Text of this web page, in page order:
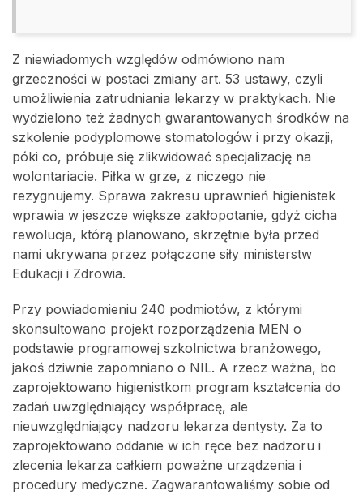
Z niewiadomych względów odmówiono nam
grzeczności w postaci zmiany art. 53 ustawy, czyli
umożliwienia zatrudniania lekarzy w praktykach. Nie
wydzielono też żadnych gwarantowanych środków na
szkolenie podyplomowe stomatologów i przy okazji,
póki co, próbuje się zlikwidować specjalizację na
wolontariacie. Piłka w grze, z niczego nie
rezygnujemy. Sprawa zakresu uprawnień higienistek
wprawia w jeszcze większe zakłopotanie, gdyż cicha
rewolucja, którą planowano, skrzętnie była przed
nami ukrywana przez połączone siły ministerstw
Edukacji i Zdrowia.
Przy powiadomieniu 240 podmiotów, z którymi
skonsultowano projekt rozporządzenia MEN o
podstawie programowej szkolnictwa branżowego,
jakoś dziwnie zapomniano o NIL. A rzecz ważna, bo
zaprojektowano higienistkom program kształcenia do
zadań uwzględniający współpracę, ale
nieuwzględniający nadzoru lekarza dentysty. Za to
zaprojektowano oddanie w ich ręce bez nadzoru i
zlecenia lekarza całkiem poważne urządzenia i
procedury medyczne. Zagwarantowaliśmy sobie od